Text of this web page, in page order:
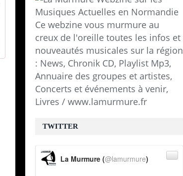
Ce webzine vous murmure au
creux de l'oreille toutes les infos et
nouveautés musicales sur la région
: News, Chronik CD, Playlist Mp3,
Annuaire des groupes et artistes,
Concerts et événements à venir,
Livres / www.lamurmure.fr
TWITTER
La Murmure (@lamurmure)